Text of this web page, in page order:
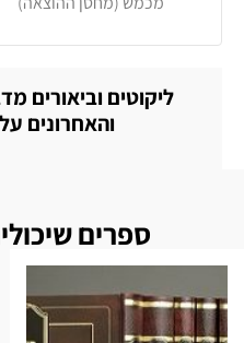
ליקוטים וביאורים
והאחרונים
ספרים